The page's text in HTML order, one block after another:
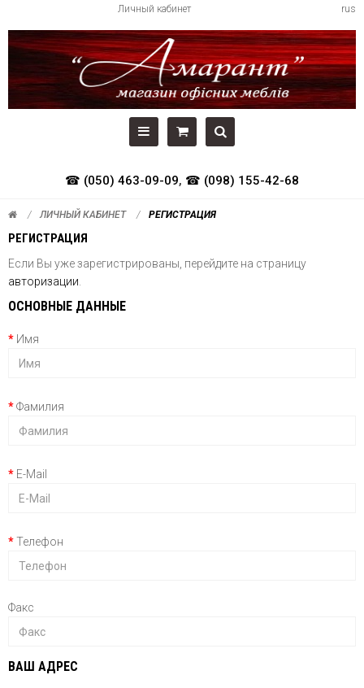
rus
Личный кабинет
☎ (050) 463-09-09, ☎ (098) 155-42-68
ЛИЧНЫЙ КАБИНЕТ РЕГИСТРАЦИЯ
РЕГИСТРАЦИЯ
Если Вы уже зарегистрированы, перейдите на страницу
авторизации
ОСНОВНЫЕ ДАННЫЕ
Имя
Фамилия
E-Mail
Телефон
Факс
ВАШ АДРЕС